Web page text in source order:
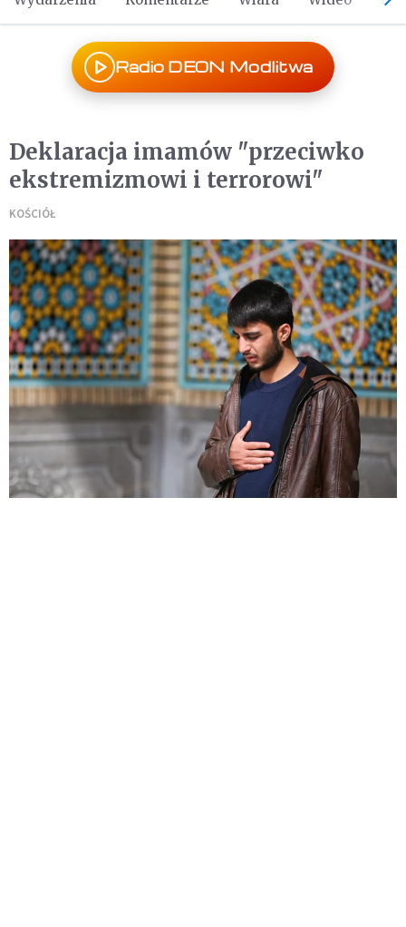
Radio DEON Modlitwa
Deklaracja imamów "przeciwko
ekstremizmowi i terrorowi"
KOŚCIÓŁ